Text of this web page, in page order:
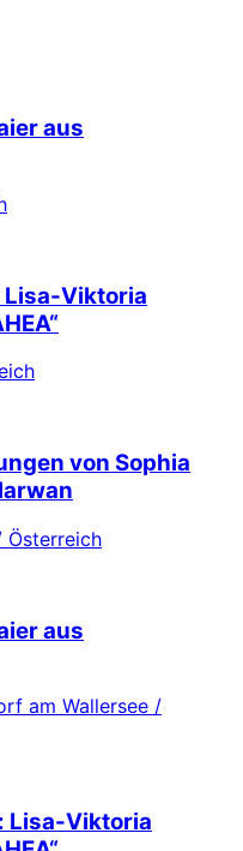
aus
Lisa-Viktoria
von Sophia
Österreich
aus
am Wallersee /
Lisa-Viktoria